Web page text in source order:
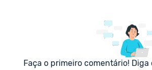
Faça o primeiro comentário!